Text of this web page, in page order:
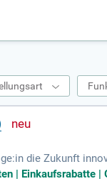
die Zukunft
| Einkaufsrabatte